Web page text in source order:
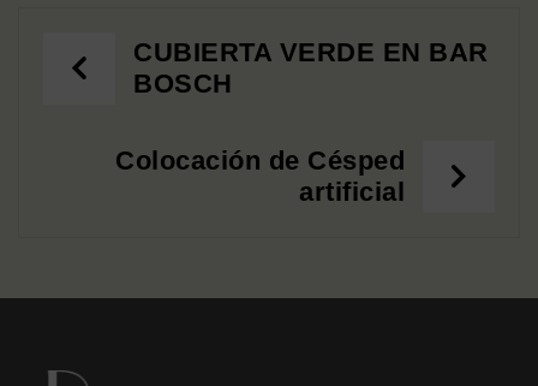
CUBIERTA VERDE EN BAR
BOSCH
Colocación de Césped
artificial